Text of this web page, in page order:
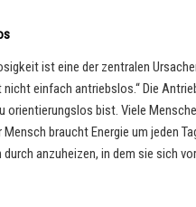
ist eine der zentralen
nicht einfach antriebslos.“ Die
orientierungslos bist. Viele
Mensch braucht Energie um jeden
anzuheizen, in dem sie sich